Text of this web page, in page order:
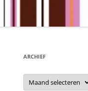
ARCHIEF
Archief